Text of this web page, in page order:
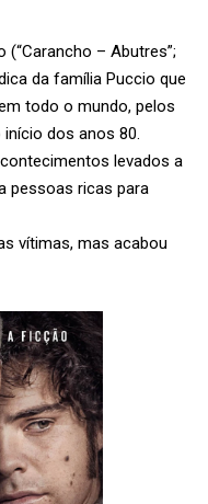
(“Carancho – Abutres”;
da família Puccio que
todo o mundo, pelos
dos anos 80.
levados a
pessoas ricas para
vítimas, mas acabou